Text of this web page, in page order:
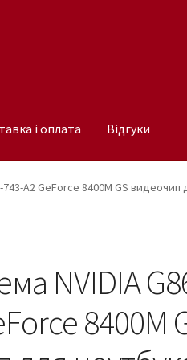
і оплата Відгуки
A2 GeForce 8400M GS видеочип
NVIDIA
8400M